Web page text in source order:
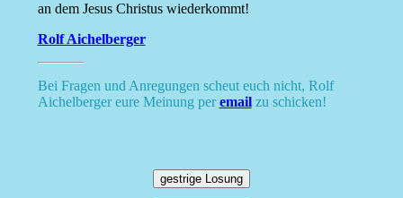
an dem Jesus Christus wiederkommt!
Rolf Aichelberger
Bei Fragen und Anregungen scheut euch nicht, Rolf
Aichelberger eure Meinung peremailzu schicken!
gestrige Losung